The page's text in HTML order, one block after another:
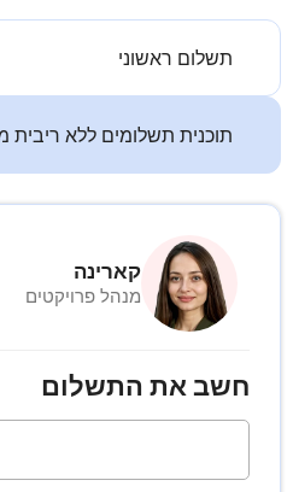
תשלום ראשוני
תוכנית תשלומים ללא ריבית
קארינה
מנהל פרויקטים
חשב את התשלום